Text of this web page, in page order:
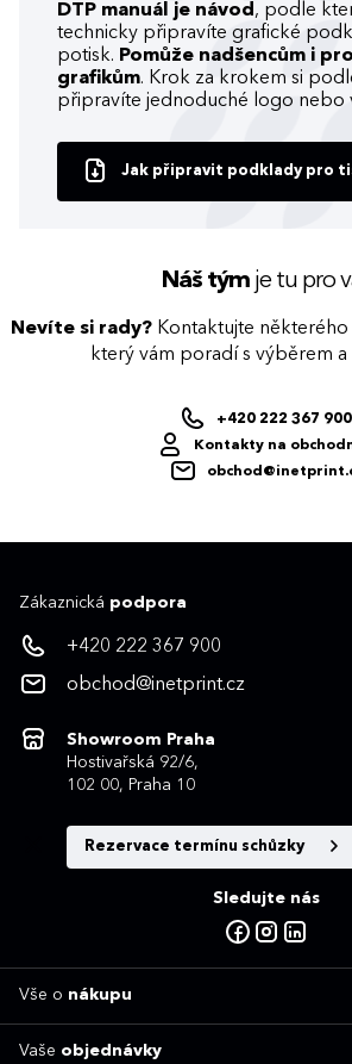
DTP manuál je návod , podle
technicky připravíte grafické
potisk. Pomůže nadšencům i
grafikům. Krok za krokem si
připravíte jednoduché logo nebo
Jak připravit podklady pro
Náš týmje tu pro
Nevíte si rady? Kontaktujte
který vám poradí s výběrem a
+420 222 367 900
Kontakty na
Zákaznická podpora
+420 222 367 900
obchod@inetprint.cz
Showroom Praha
Hostivařská 92/6,
102 00, Praha 10
Rezervace termínu schůzky
Sledujte nás
Vše o nákupu
Vaše objednávky